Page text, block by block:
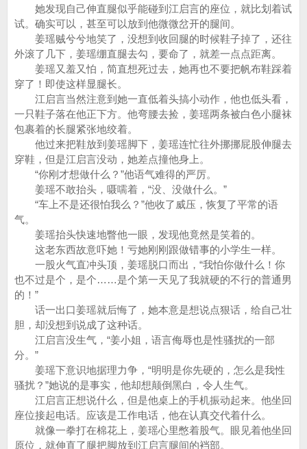
她发现自己伸直腿似乎能碰到江启言的座位，就比划着试
试。确实可以，甚至可以放到他微微岔开的腿间。
姜瑶贼兮兮地笑了，没想到收回腿的时候鞋子掉了，还往
外滚了几下，姜瑶绷直腿去勾，要命了，就差一点点距离。
姜瑶又羞又怕，简直想死过去，她再也不要把帆布鞋踩着
穿了！即使这样显腿长。
江启言当然注意到她一直低着头搞小动作，他也低头看，
一只鞋子落在他正下方。他弯腰去捡，姜瑶两条被白色小腿袜
包裹着的长腿紧张地绞着。
他过来把鞋放到姜瑶脚下，姜瑶连忙往外挪挪屁股伸腿去
穿鞋，但是江启言没动，她差点撞他身上。
“你刚才想做什么？”他语气难得的严厉。
姜瑶不敢抬头，嗫嚅着，“没、没做什么。”
“车上不是还很怕我么？”他收了威压，恢复了平常的语
气。
姜瑶抬头快速地瞥他一眼，发现他竟然是笑着的。
这老东西故意吓她！亏她刚刚跟做错事的小学生一样。
一股火气直冲头顶，姜瑶脱口而出，“我怕你做什么！你
也不过是个，是个……是个第一天见了我就硬的不行的普通男
的！”
话一出口姜瑶就后悔了，她本意是想说点狠话，给自己壮
胆，却没想到说成了这种话。
江启言没生气，“姜小姐，语言侮辱也是性骚扰的一部
分。”
姜瑶下意识地据理力争，“明明是你先硬的，怎么是我性
骚扰？”她说的是事实，他却想颠倒黑白，令人生气。
江启言正想说什么，但是他桌上的手机振动起来。他坐回
座位接起电话。应该是工作电话，他在认真交代着什么。
就像一拳打在棉花上，姜瑶心里憋着股气。眼见着他坐回
原位，就伸直了腿把脚放到江启言腿间的裆部。